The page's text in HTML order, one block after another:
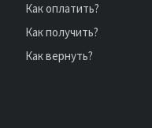
Как оплатить?
Как получить?
Как вернуть?